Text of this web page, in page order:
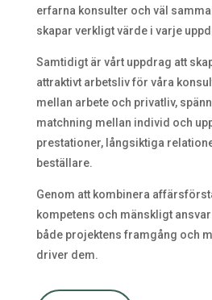
erfarna konsulter och väl
skapar verkligt värde i varje
Samtidigt är vårt uppdrag att
attraktivt arbetsliv för våra
mellan arbete och privatliv,
matchning mellan individ och
prestationer, långsiktiga
beställare.
Genom att kombinera
kompetens och mänskligt
både projektens framgång och
driver dem.